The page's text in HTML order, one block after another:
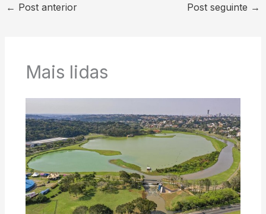
← Post anterior Post seguinte →
Mais lidas